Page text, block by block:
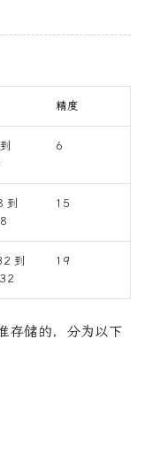
精度
6
到
15
到
19
存储的，分为以下